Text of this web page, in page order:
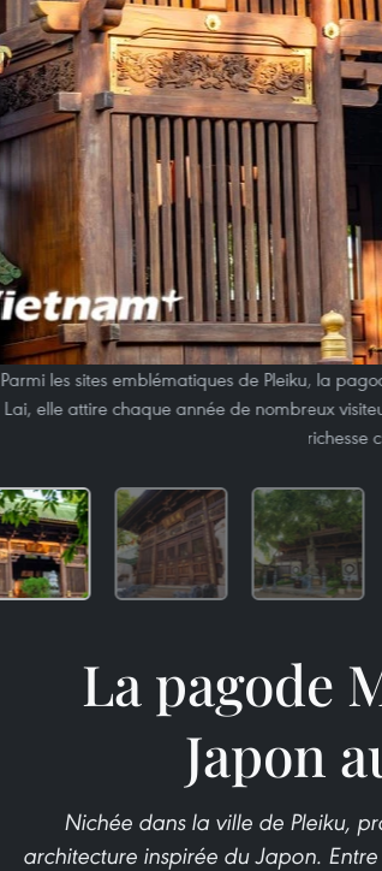
Parmi les sites emblématiques de Pleiku, la
Lai, elle attire chaque année de nombreux
richesse
La pagode
Japon
Nichée dans la ville de Pleiku,
architecture inspirée du Japon.